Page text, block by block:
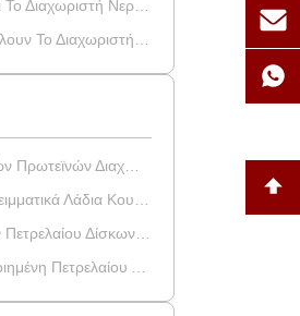
Πετρελαίου Diesel Σε Φυγοκέντρωση
Αποβλήτων Σε Φυγοκέντρωση
Πλάσματος Αίματος
Παράνομο Μαγειρικό Λάδι
Φυγοκέντρωση Για Το Φαρμακείο
Υψηλής Ταχύτητας,